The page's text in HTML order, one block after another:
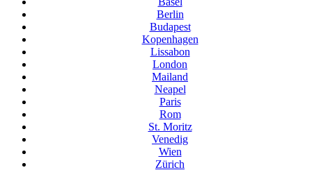
Berlin
Budapest
Kopenhagen
Lissabon
London
Mailand
Neapel
Paris
Rom
St. Moritz
Venedig
Wien
Zürich